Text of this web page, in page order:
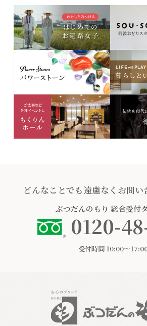
どんなことでも遠慮なくお問
ぶつだんのもり 総合受付
0120-
受付時間 10:00〜